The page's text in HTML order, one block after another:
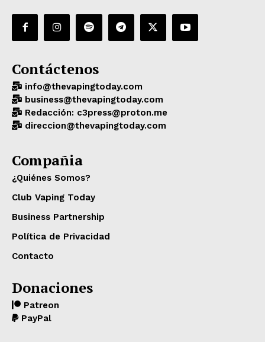
Contáctenos
info@thevapingtoday.com
business@thevapingtoday.com
Redacción: c3press@proton.me
direccion@thevapingtoday.com
Compañia
¿Quiénes Somos?
Club Vaping Today
Business Partnership
Política de Privacidad
Contacto
Donaciones
Patreon
PayPal